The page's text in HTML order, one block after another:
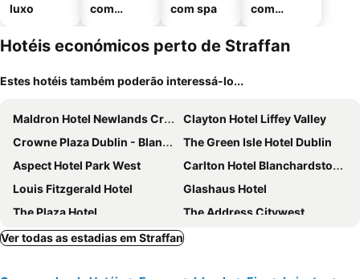
luxo
com
com spa
com
mento
Hotéis económicos perto de Straffan
Estes hotéis também poderão interessá-lo...
Maldron Hotel Newlands Cross
Clayton Hotel Liffey Valley
Crowne Plaza Dublin - Blanchardstown by IHG
The Green Isle Hotel Dublin
Aspect Hotel Park West
Carlton Hotel Blanchardstown
Louis Fitzgerald Hotel
Glashaus Hotel
The Plaza Hotel
The Address Citywest
Tallaght Cross Hotel
Castleknock Hotel
Ver todas as estadias em Straffan